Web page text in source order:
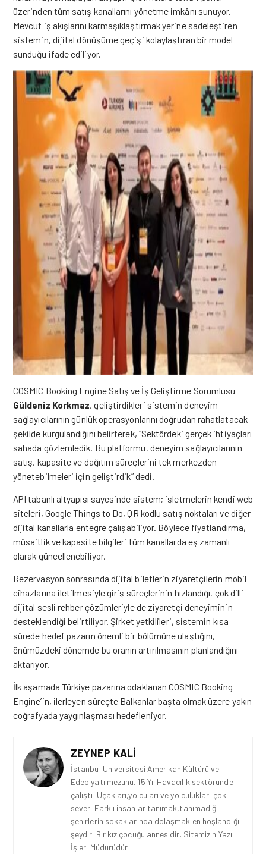
üzerinden tüm satış kanallarını yönetme imkânı sunuyor.
Mevcut iş akışlarını karmaşıklaştırmak yerine sadeleştiren
sistemin, dijital dönüşüme geçişi kolaylaştıran bir model
sunduğu ifade ediliyor.
COSMIC Booking Engine Satış ve İş Geliştirme Sorumlusu
Güldeniz Korkmaz, geliştirdikleri sistemin deneyim
sağlayıcılarının günlük operasyonlarını doğrudan rahatlatacak
şekilde kurgulandığını belirterek, “Sektördeki gerçek ihtiyaçları
sahada gözlemledik. Bu platformu, deneyim sağlayıcılarının
satış, kapasite ve dağıtım süreçlerini tek merkezden
yönetebilmeleri için geliştirdik” dedi.
API tabanlı altyapısı sayesinde sistem; işletmelerin kendi web
siteleri, Google Things to Do, QR kodlu satış noktaları ve diğer
dijital kanallarla entegre çalışabiliyor. Böylece fiyatlandırma,
müsaitlik ve kapasite bilgileri tüm kanallarda eş zamanlı
olarak güncellenebiliyor.
Rezervasyon sonrasında dijital biletlerin ziyaretçilerin mobil
cihazlarına iletilmesiyle giriş süreçlerinin hızlandığı, çok dilli
dijital sesli rehber çözümleriyle de ziyaretçi deneyiminin
desteklendiği belirtiliyor. Şirket yetkilileri, sistemin kısa
sürede hedef pazarın önemli bir bölümüne ulaştığını,
önümüzdeki dönemde bu oranın artırılmasının planlandığını
aktarıyor.
İlk aşamada Türkiye pazarına odaklanan COSMIC Booking
Engine’in, ilerleyen süreçte Balkanlar başta olmaküzere yakın
coğrafyada yaygınlaşması hedefleniyor.
ZEYNEP KALI
İstanbul Üniversitesi Amerikan Kültürü ve
Edebiyatı mezunu. 15 Yıl Havacılık sektöründe
çalıştı. Uçakları,yolcuları ve yolculukları çok
sever. Farklı insanlar tanımak,tanımadığı
şehirlerin sokaklarında dolaşmak en hoşlandığı
şeydir. Bir kız çocuğu annesidir. Sitemizin Yazı
İşleri Müdürüdür